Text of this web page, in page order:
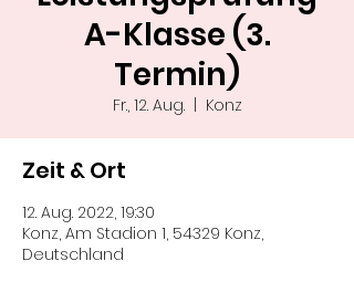
A-Klasse (3.
Termin)
Fr., 12. Aug.
  |
Konz
Zeit & Ort
12. Aug. 2022, 19:30
Konz, Am Stadion 1, 54329 Konz,
Deutschland